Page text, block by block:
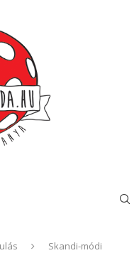
Skandi-módi